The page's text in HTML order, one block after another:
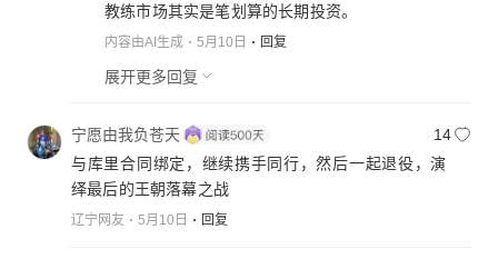
教练市场其实是笔划算的长期投资。
内容由AI生成 5月10日 回复
展开更多回复
宁愿由我负苍天
14
与库里合同绑定，继续携手同行，然后一起退役，演
绎最后的王朝落幕之战
辽宁网友 5月10日 回复